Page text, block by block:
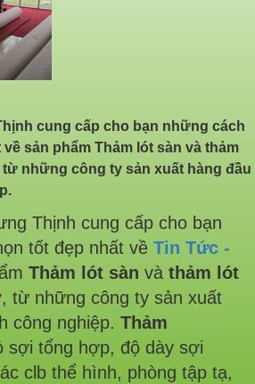
cung cấp cho bạn những cách
sản phẩm Thảm lót sàn và thảm
từ những công ty sản xuất hàng đầu
Thịnh cung cấp cho bạn
tốt đẹp nhất về Tin Tức -
Thảm lót sàn và thảm lót
từ những công ty sản xuất
công nghiệp. Thảm
sợi tổng hợp, độ dày sợi
clb thể hình, phòng tập tạ,